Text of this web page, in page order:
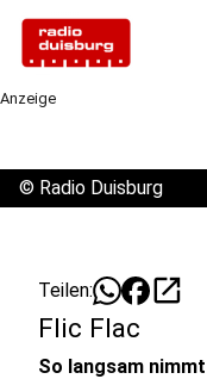
Anzeige
© Radio Duisburg
Teilen: open_in_new
Flic Flac
So langsam